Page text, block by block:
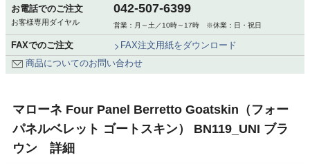
お電話でのご注文
お客様専用ダイヤル
042-507-6399
営業：月～土／10時～17時 ※休業：日・祝日
FAXでのご注文
FAX注文用紙をダウンロード
商品についてのお問い合わせ
マローネ Four Panel Berretto Goatskin（フォー
パネルベレット ゴートスキン） BN119_UNI ブラ
ウン 詳細